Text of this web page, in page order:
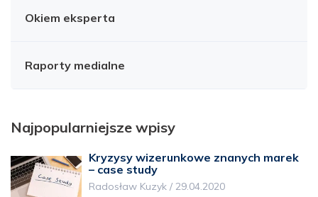
Okiem eksperta
Raporty medialne
Najpopularniejsze wpisy
Kryzysy wizerunkowe znanych marek
– case study
Radosław Kuzyk / 29.04.2020